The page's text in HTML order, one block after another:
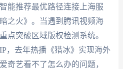
能推荐最优路径连接上海服
之火》。当遇到腾讯视频海
点突破区域版权检测系统。
，去年热播《猎冰》实现海外
奇艺看不了怎么办的问题，